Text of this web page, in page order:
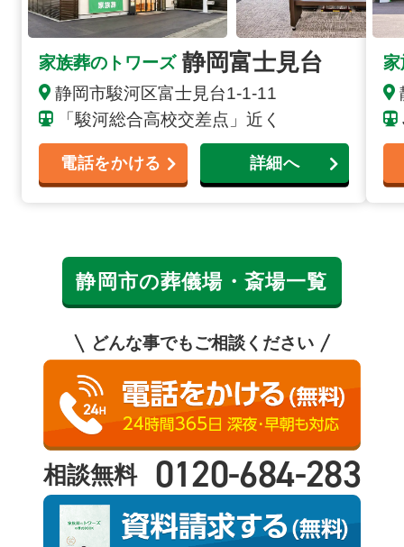
家族葬のトワーズ 静岡富士見台
静岡市駿河区富士見台1-1-11
「駿河総合高校交差点」近く
電話をかける 詳細へ
家
静岡市の葬儀場・斎場一覧
どんな事でもご相談ください
相談無料 0120-684-283